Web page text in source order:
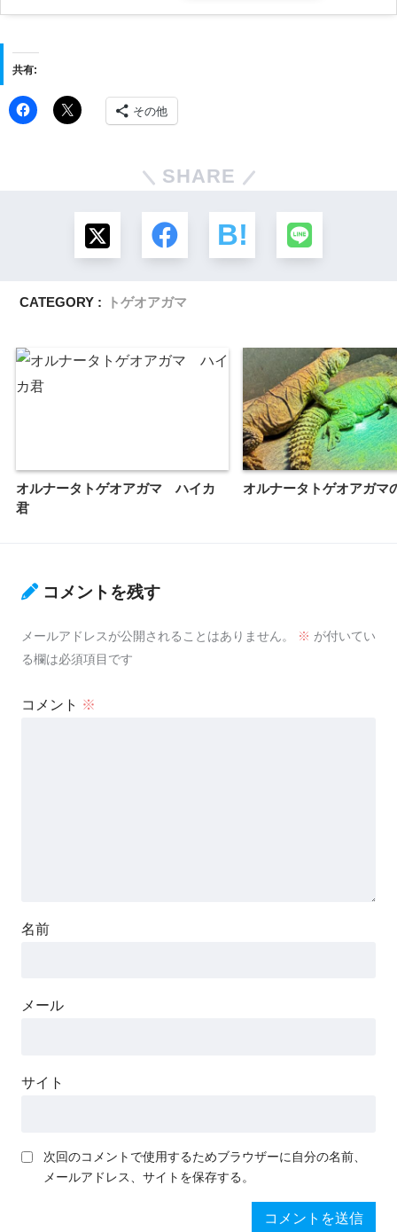
共有:
その他
SHARE
CATEGORY : トゲオアガマ
オルナータトゲオアガマ ハイカ
君
オルナータトゲオアガマ
コメントを残す
メールアドレスが公開されることはありません。 ※ が付いてい
る欄は必須項目です
コメント ※
名前
メール
サイト
次回のコメントで使用するためブラウザーに自分の名前、
メールアドレス、サイトを保存する。